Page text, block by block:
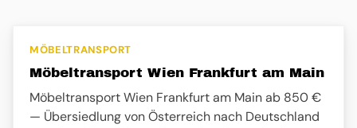
MÖBELTRANSPORT
Möbeltransport Wien Frankfurt am Main
Möbeltransport Wien Frankfurt am Main ab 850 €
— Übersiedlung von Österreich nach Deutschland